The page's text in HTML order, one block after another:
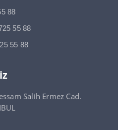
88
55 88
55 88
Salih Ermez Cad.